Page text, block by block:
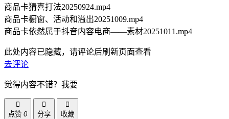
商品卡猜喜打法20250924.mp4
商品卡橱窗、活动和溢出20251009.mp4
商品卡依然属于抖音内容电商——素材20251011.mp4
此处内容已隐藏，请评论后刷新页面查看
去评论
觉得内容不错？我要
点赞 0 分享 收藏